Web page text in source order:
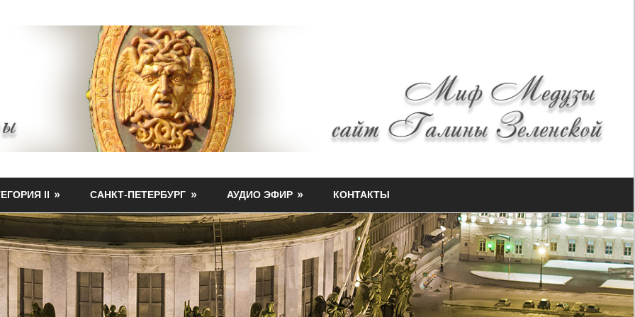
II САНКТ-ПЕТЕРБУРГ АУДИО ЭФИР КОНТАКТЫ